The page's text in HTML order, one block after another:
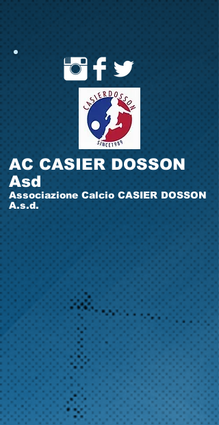
AC CASIER DOSSON
Asd
Associazione Calcio CASIER DOSSON
A.s.d.